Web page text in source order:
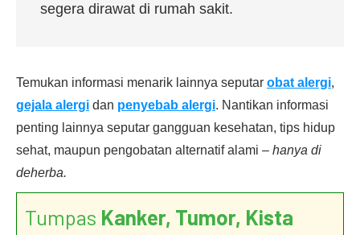
segera dirawat di rumah sakit.
Temukan informasi menarik lainnya seputar obat alergi,
gejala alergi dan penyebab alergi. Nantikan informasi
penting lainnya seputar gangguan kesehatan, tips hidup
sehat, maupun pengobatan alternatif alami – hanya di
deherba.
Tumpas Kanker, Tumor, Kista